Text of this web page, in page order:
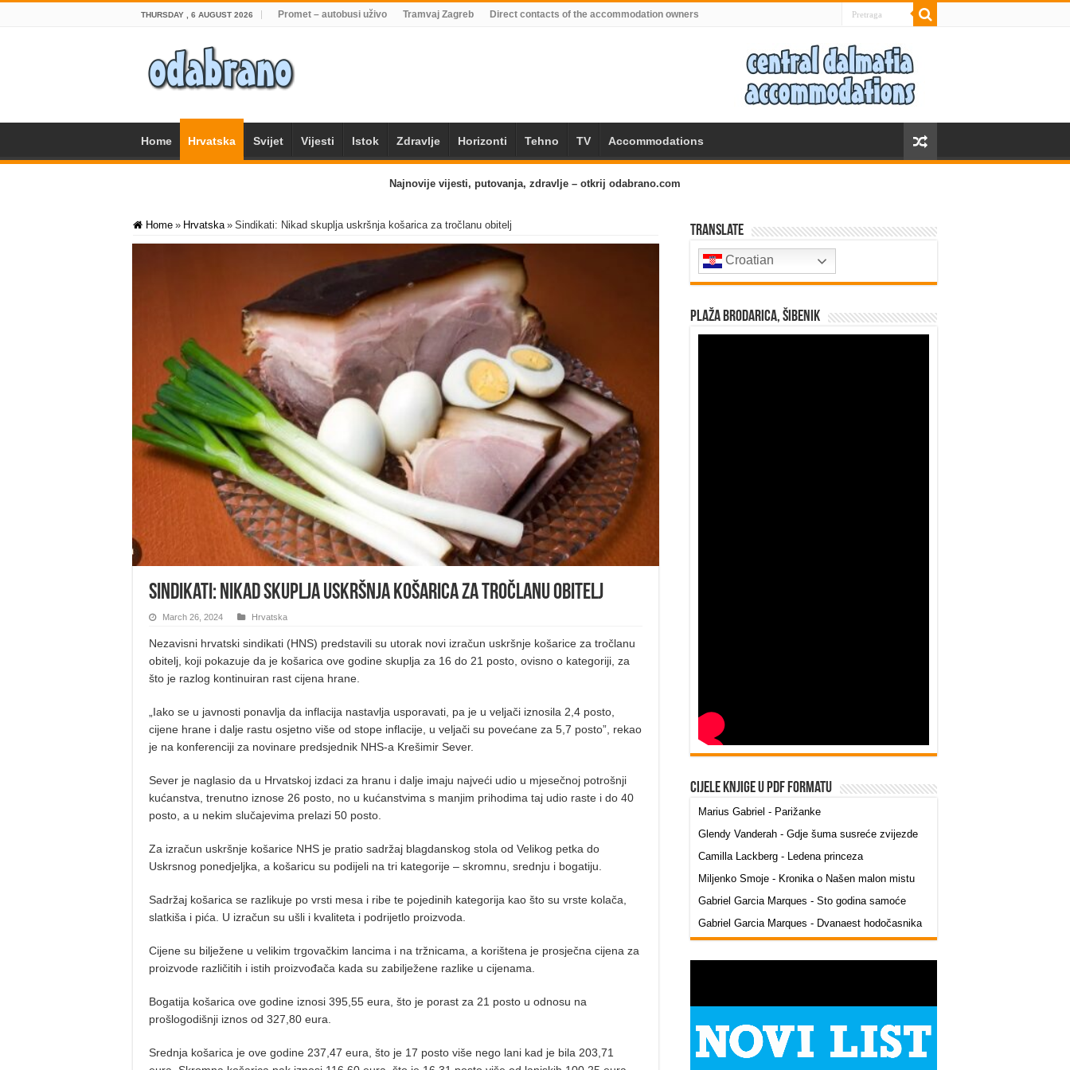
THURSDAY , 6 AUGUST 2026 Promet – autobusi uživo Tramvaj Zagreb Direct contacts of the accommodation owners
Home Hrvatska Svijet Vijesti Istok Zdravlje Horizonti Tehno TV Accommodations
Najnovije vijesti, putovanja, zdravlje – otkrij odabrano.com
Home » Hrvatska » Sindikati: Nikad skuplja uskršnja košarica za tročlanu obitelj
Sindikati: Nikad skuplja uskršnja košarica za tročlanu obitelj
March 26, 2024 Hrvatska
Nezavisni hrvatski sindikati (HNS) predstavili su utorak novi izračun uskršnje košarice za tročlanu
obitelj, koji pokazuje da je košarica ove godine skuplja za 16 do 21 posto, ovisno o kategoriji, za
što je razlog kontinuiran rast cijena hrane.
„Iako se u javnosti ponavlja da inflacija nastavlja usporavati, pa je u veljači iznosila 2,4 posto,
cijene hrane i dalje rastu osjetno više od stope inflacije, u veljači su povećane za 5,7 posto”, rekao
je na konferenciji za novinare predsjednik NHS-a Krešimir Sever.
Sever je naglasio da u Hrvatskoj izdaci za hranu i dalje imaju najveći udio u mjesečnoj potrošnji
kućanstva, trenutno iznose 26 posto, no u kućanstvima s manjim prihodima taj udio raste i do 40
posto, a u nekim slučajevima prelazi 50 posto.
Za izračun uskršnje košarice NHS je pratio sadržaj blagdanskog stola od Velikog petka do
Uskrsnog ponedjeljka, a košaricu su podijeli na tri kategorije – skromnu, srednju i bogatiju.
Sadržaj košarica se razlikuje po vrsti mesa i ribe te pojedinih kategorija kao što su vrste kolača,
slatkiša i pića. U izračun su ušli i kvaliteta i podrijetlo proizvoda.
Cijene su bilježene u velikim trgovačkim lancima i na tržnicama, a korištena je prosječna cijena za
proizvode različitih i istih proizvođača kada su zabilježene razlike u cijenama.
Bogatija košarica ove godine iznosi 395,55 eura, što je porast za 21 posto u odnosu na
prošlogodišnji iznos od 327,80 eura.
Srednja košarica je ove godine 237,47 eura, što je 17 posto više nego lani kad je bila 203,71
Translate
Croatian
Plaža Brodarica, Šibenik
Cijele knjige u PDF formatu
Marius Gabriel - Parižanke
Glendy Vanderah - Gdje šuma susreće zvijezde
Camilla Lackberg - Ledena princeza
Miljenko Smoje - Kronika o Našen malon mistu
Gabriel Garcia Marques - Sto godina samoće
Gabriel Garcia Marques - Dvanaest hodočasnika